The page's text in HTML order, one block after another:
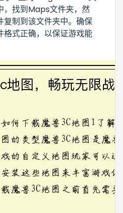
，找到Maps文件夹，然
复制到该文件夹中。确保
格式正确，以保证游戏能